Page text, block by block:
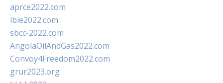
aprce2022.com
ibie2022.com
sbcc-2022.com
AngolaOilAndGas2022.com
Convoy4Freedom2022.com
grur2023.org